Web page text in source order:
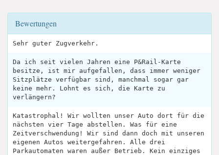
Bewertungen
Sehr guter Zugverkehr.
Da ich seit vielen Jahren eine P&Rail-Karte
besitze, ist mir aufgefallen, dass immer weniger
Sitzplätze verfügbar sind, manchmal sogar gar
keine mehr. Lohnt es sich, die Karte zu
verlängern?
Katastrophal! Wir wollten unser Auto dort für die
nächsten vier Tage abstellen. Was für eine
Zeitverschwendung! Wir sind dann doch mit unseren
eigenen Autos weitergefahren. Alle drei
Parkautomaten waren außer Betrieb. Kein einziges